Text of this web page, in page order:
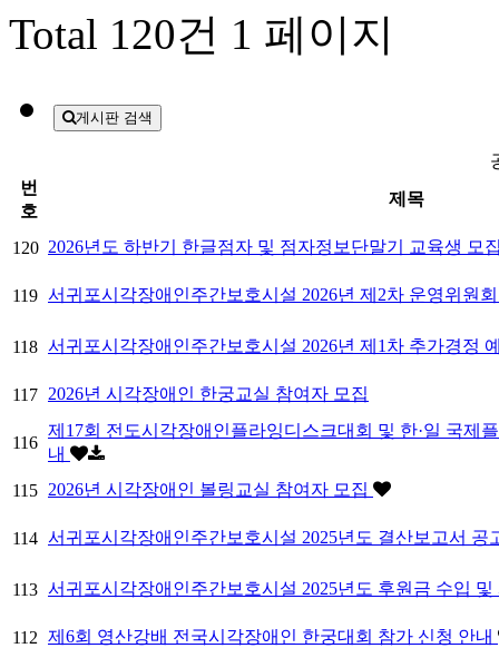
Total 120건 1 페이지
게시판 검색
번
호
제목
120 2026년도 하반기 한글점자 및 점자정보단말기 교육생 모
119 서귀포시각장애인주간보호시설 2026년 제2차 운영위원
118 서귀포시각장애인주간보호시설 2026년 제1차 추가경정
117 2026년 시각장애인 한궁교실 참여자 모집
116
제17회 전도시각장애인플라잉디스크대회 및 한·일 국제
내
115 2026년 시각장애인 볼링교실 참여자 모집
114 서귀포시각장애인주간보호시설 2025년도 결산보고서 공
113 서귀포시각장애인주간보호시설 2025년도 후원금 수입
112 제6회 영산강배 전국시각장애인 한궁대회 참가 신청 안내